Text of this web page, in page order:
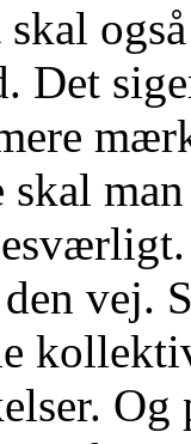
Det
skal
vej.
Og